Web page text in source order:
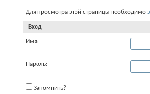
Для просмотра этой страницы необходимо
Вход
Имя:
Пароль:
Запомнить?